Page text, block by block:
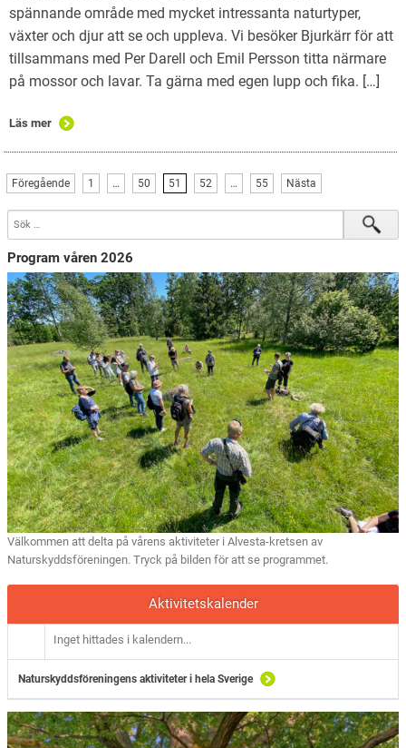
spännande område med mycket intressanta naturtyper,
växter och djur att se och uppleva. Vi besöker Bjurkärr för att
tillsammans med Per Darell och Emil Persson titta närmare
på mossor och lavar. Ta gärna med egen lupp och fika. […]
Läs mer
Föregående 1 … 50 51 52 … 55 Nästa
Program våren 2026
Välkommen att delta på vårens aktiviteter i Alvesta-kretsen av
Naturskyddsföreningen. Tryck på bilden för att se programmet.
Aktivitetskalender
Inget hittades i kalendern...
Naturskyddsföreningens aktiviteter i hela Sverige